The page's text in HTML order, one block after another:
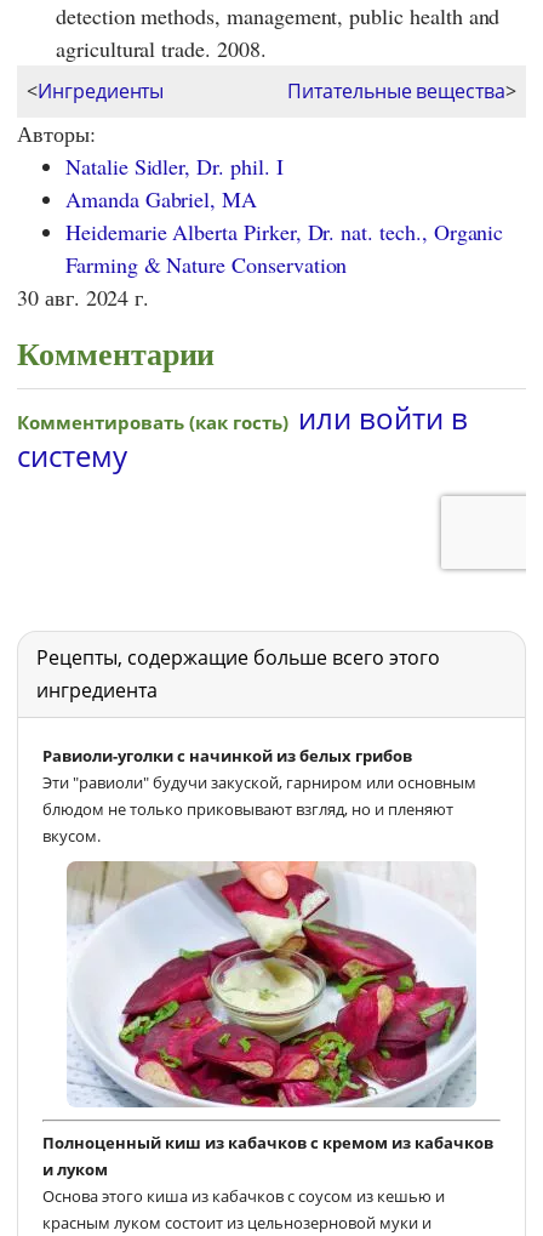
detection methods, management, public health and
agricultural trade. 2008.
<Ингредиенты Питательные вещества>
Авторы:
Natalie Sidler, Dr. phil. I
Amanda Gabriel, MA
Heidemarie Alberta Pirker, Dr. nat. tech., Organic
Farming & Nature Conservation
30 авг. 2024 г.
Комментарии
Рецепты, содержащие больше всего этого
ингредиента
Равиоли-уголки с начинкой из белых грибов
Эти "равиоли" будучи закуской, гарниром или основным
блюдом не только приковывают взгляд, но и пленяют
вкусом.
Полноценный киш из кабачков с кремом из кабачков
и луком
Основа этого киша из кабачков с соусом из кешью и
красным луком состоит из цельнозерновой муки и